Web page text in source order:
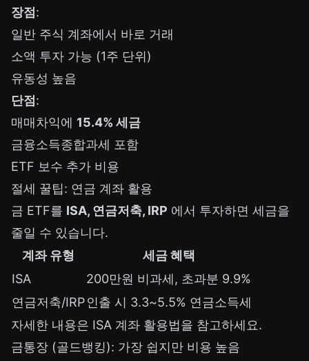
장점 :
일반 주식 계좌에서 바로 거래
소액 투자 가능 (1주 단위)
유동성 높음
단점 :
매매차익에 15.4% 세금
금융소득종합과세 포함
ETF 보수 추가 비용
절세 꿀팁: 연금 계좌 활용
금 ETF를 ISA, 연금저축, IRP 에서 투자하면 세금을
줄일 수 있습니다.
계좌 유형
세금 혜택
ISA
200만원 비과세, 초과분 9.9%
연금저축/IRP인출 시 3.3~5.5% 연금소득세
자세한 내용은 ISA 계좌 활용법을 참고하세요.
금통장 (골드뱅킹): 가장 쉽지만 비용 높음